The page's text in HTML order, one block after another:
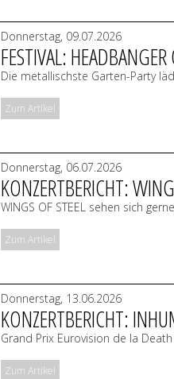
Donnerstag, 09.07.2026
FESTIVAL:
Die metallischste Garten-Party
Zum Artikel
Donnerstag, 06.07.2026
KONZERTBERICHT:
WINGS OF STEEL sehen sich
Zum Artikel
Donnerstag, 13.06.2026
KONZERTBERICHT:
Grand Prix Eurovision de la
Zum Artikel